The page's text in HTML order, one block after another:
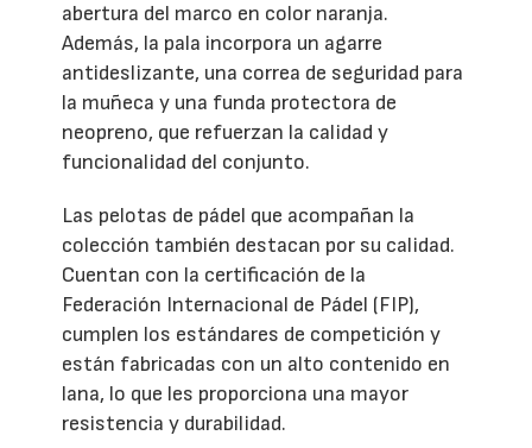
abertura del marco en color naranja.
Además, la pala incorpora un agarre
antideslizante, una correa de seguridad para
la muñeca y una funda protectora de
neopreno, que refuerzan la calidad y
funcionalidad del conjunto.
Las pelotas de pádel que acompañan la
colección también destacan por su calidad.
Cuentan con la certificación de la
Federación Internacional de Pádel (FIP),
cumplen los estándares de competición y
están fabricadas con un alto contenido en
lana, lo que les proporciona una mayor
resistencia y durabilidad.